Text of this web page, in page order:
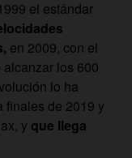
el estándar
en 2009, con el
los 600
lo ha
finales de 2019 y
y que llega